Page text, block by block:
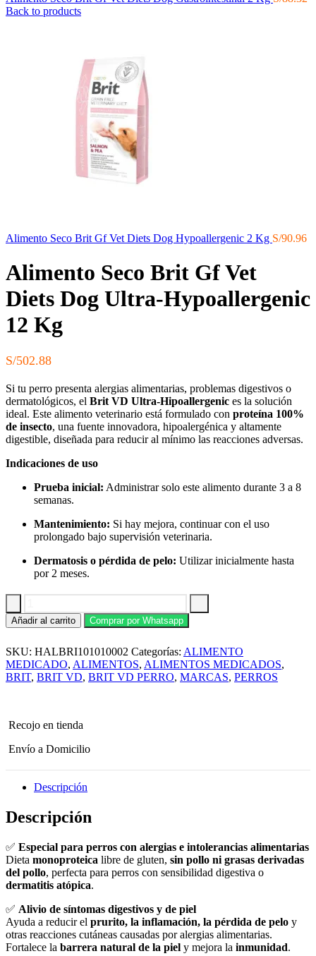
Back to products
Alimento Seco Brit Gf Vet Diets Dog Hypoallergenic 2 Kg S/90.96
Alimento Seco Brit Gf Vet
Diets Dog Ultra-Hypoallergenic
12 Kg
S/502.88
Si tu perro presenta alergias alimentarias, problemas digestivos o
dermatológicos, el Brit VD Ultra-Hipoallergenic es la solución
ideal. Este alimento veterinario está formulado con proteína 100%
de insecto, una fuente innovadora, hipoalergénica y altamente
digestible, diseñada para reducir al mínimo las reacciones adversas.
Indicaciones de uso
Prueba inicial: Administrar solo este alimento durante 3 a 8
semanas.
Mantenimiento: Si hay mejora, continuar con el uso
prolongado bajo supervisión veterinaria.
Dermatosis o pérdida de pelo: Utilizar inicialmente hasta
por 2 meses.
Alimento
Seco
Gf
Vet
Diets
Dog
12
Kg
Añadir al carrito Comprar por Whatsapp
SKU: HALBRI101010002 Categorías: ALIMENTO
MEDICADO, ALIMENTOS, ALIMENTOS MEDICADOS,
BRIT, BRIT VD, BRIT VD PERRO, MARCAS, PERROS
Recojo en tienda
Envío a Domicilio
Descripción
Descripción
✅ Especial para perros con alergias e intolerancias alimentarias
Dieta monoproteica libre de gluten, sin pollo ni grasas derivadas
del pollo, perfecta para perros con sensibilidad digestiva o
dermatitis atópica.
✅ Alivio de síntomas digestivos y de piel
Ayuda a reducir el prurito, la inflamación, la pérdida de pelo y
otras reacciones cutáneas causadas por alergias alimentarias.
Fortalece la barrera natural de la piel y mejora la inmunidad.